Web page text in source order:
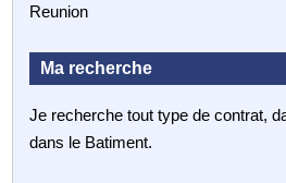
Reunion
Ma recherche
Je recherche tout type de contrat,
dans le Batiment.